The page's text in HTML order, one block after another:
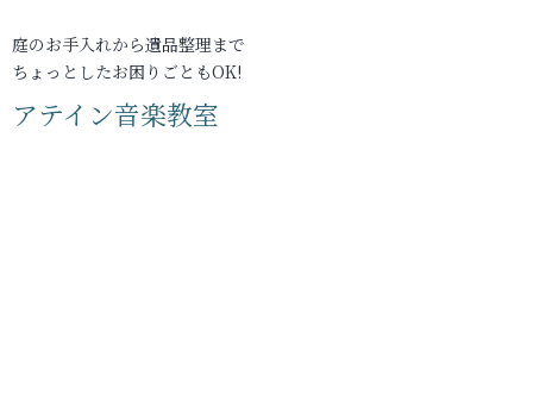
庭のお手入れから遺品整理まで
ちょっとしたお困りごともOK!
アテイン音楽教室